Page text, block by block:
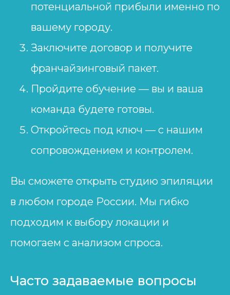
потенциальной прибыли именно по
вашему городу.
Заключите договор и получите
франчайзинговый пакет.
Пройдите обучение — вы и ваша
команда будете готовы.
Откройтесь под ключ — с нашим
сопровождением и контролем.
Вы сможете открыть студию эпиляции
в любом городе России. Мы гибко
подходим к выбору локации и
помогаем с анализом спроса.
Часто задаваемые вопросы